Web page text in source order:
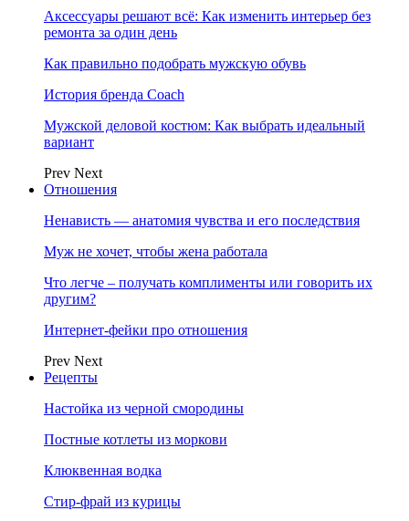
Аксессуары решают всё: Как изменить интерьер без
ремонта за один день
Как правильно подобрать мужскую обувь
История бренда Coach
Мужской деловой костюм: Как выбрать идеальный
вариант
Prev Next
Отношения
Ненависть — анатомия чувства и его последствия
Муж не хочет, чтобы жена работала
Что легче – получать комплименты или говорить их
другим?
Интернет-фейки про отношения
Prev Next
Рецепты
Настойка из черной смородины
Постные котлеты из моркови
Клюквенная водка
Стир-фрай из курицы